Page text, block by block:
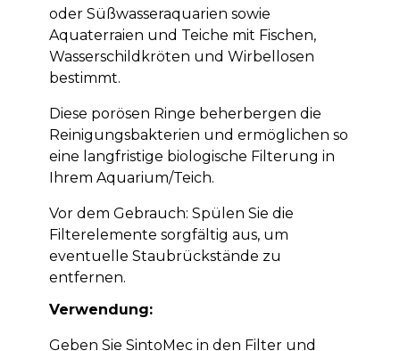
oder Süßwasseraquarien sowie
Aquaterraien und Teiche mit Fischen,
Wasserschildkröten und Wirbellosen
bestimmt.
Diese porösen Ringe beherbergen die
Reinigungsbakterien und ermöglichen so
eine langfristige biologische Filterung in
Ihrem Aquarium/Teich.
Vor dem Gebrauch: Spülen Sie die
Filterelemente sorgfältig aus, um
eventuelle Staubrückstände zu
entfernen.
Verwendung:
Geben Sie SintoMec in den Filter und